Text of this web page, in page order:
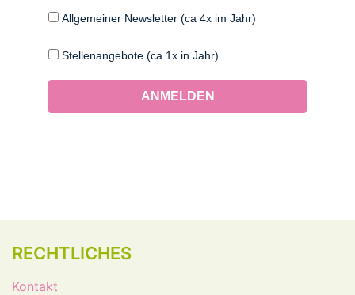
Allgemeiner Newsletter (ca 4x im Jahr)
Stellenangebote (ca 1x in Jahr)
ANMELDEN
RECHTLICHES
Kontakt